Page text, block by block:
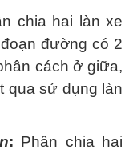
chia hai làn xe
đường có 2
cách ở giữa,
qua sử dụng làn
: Phân chia hai